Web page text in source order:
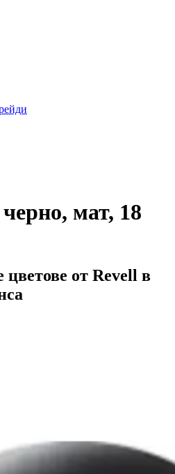
мат, 18
от Revell в